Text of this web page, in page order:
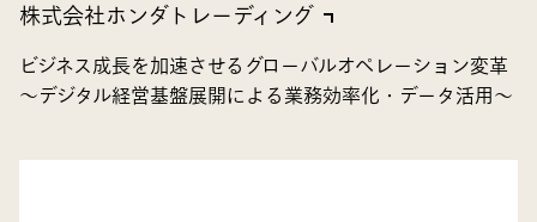
株式会社ホンダトレーディング
ビジネス成長を加速させるグローバルオペレーション変革
～デジタル経営基盤展開による業務効率化・データ活用～